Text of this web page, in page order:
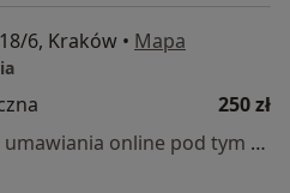
6, Kraków • Mapa
250 zł
Specjalista nie oferuje umawiania online pod tym adresem.